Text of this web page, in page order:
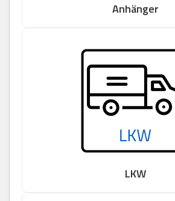
Anhänger
LKW